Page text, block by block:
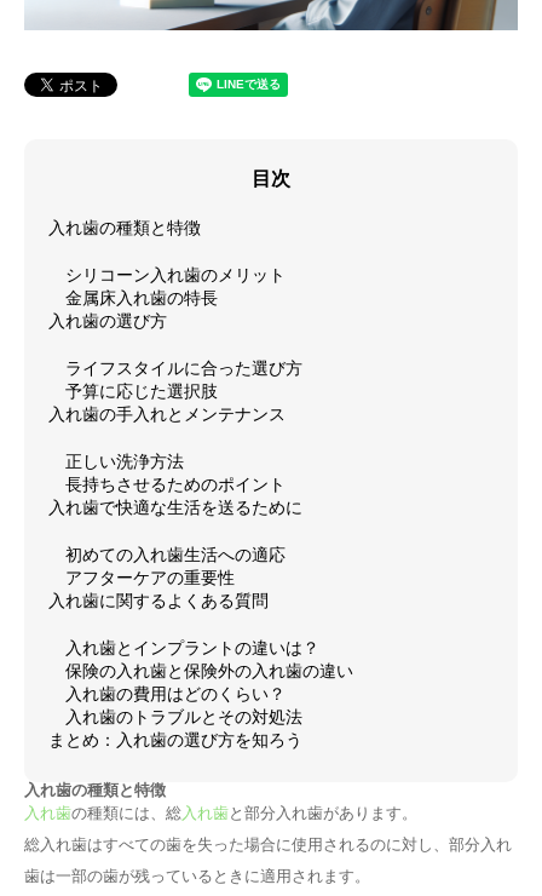
目次
入れ歯の種類と特徴
シリコーン入れ歯のメリット
金属床入れ歯の特長
入れ歯の選び方
ライフスタイルに合った選び方
予算に応じた選択肢
入れ歯の手入れとメンテナンス
正しい洗浄方法
長持ちさせるためのポイント
入れ歯で快適な生活を送るために
初めての入れ歯生活への適応
アフターケアの重要性
入れ歯に関するよくある質問
入れ歯とインプラントの違いは？
保険の入れ歯と保険外の入れ歯の違い
入れ歯の費用はどのくらい？
入れ歯のトラブルとその対処法
まとめ：入れ歯の選び方を知ろう
入れ歯の種類と特徴
入れ歯の種類には、総 入れ歯と部分入れ歯があります。
総入れ歯はすべての歯を失った場合に使用されるのに対し、部分入れ
歯は一部の歯が残っているときに適用されます。